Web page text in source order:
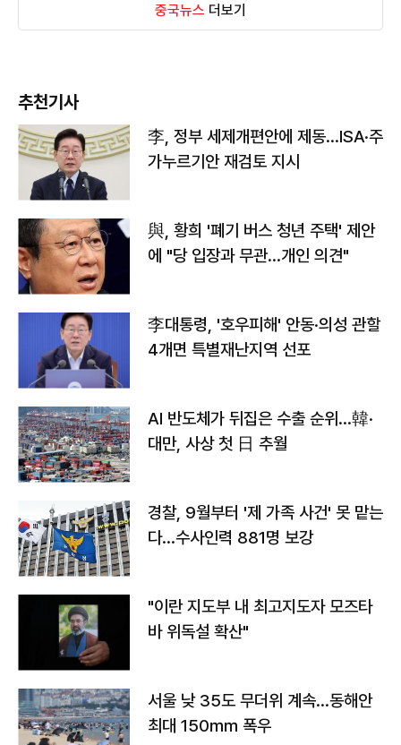
중국뉴스 더보기
추천기사
李, 정부 세제개편안에 제동…ISA·주
가누르기안 재검토 지시
與, 황희 '폐기 버스 청년 주택' 제안
에 "당 입장과 무관…개인 의견"
李대통령, '호우피해' 안동·의성 관할
4개면 특별재난지역 선포
AI 반도체가 뒤집은 수출 순위…韓·
대만, 사상 첫 日 추월
경찰, 9월부터 '제 가족 사건' 못 맡는
다…수사인력 881명 보강
"이란 지도부 내 최고지도자 모즈타
바 위독설 확산"
서울 낮 35도 무더위 계속…동해안
최대 150㎜ 폭우